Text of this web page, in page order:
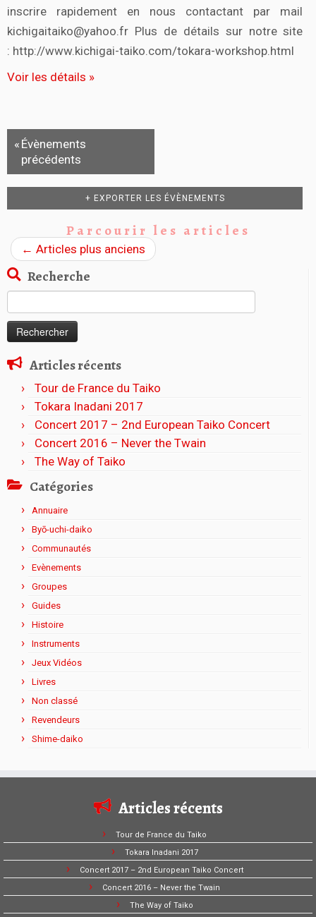
inscrire rapidement en nous contactant par mail
kichigaitaiko@yahoo.fr Plus de détails sur notre site
: http://www.kichigai-taiko.com/tokara-workshop.html
Voir les détails »
« Évènements
précédents
+ EXPORTER LES ÉVÈNEMENTS
Parcourir les articles
← Articles plus anciens
Recherche
Articles récents
Tour de France du Taiko
Tokara Inadani 2017
Concert 2017 – 2nd European Taiko Concert
Concert 2016 – Never the Twain
The Way of Taiko
Catégories
Annuaire
Byō-uchi-daiko
Communautés
Evènements
Groupes
Guides
Histoire
Instruments
Jeux Vidéos
Livres
Non classé
Revendeurs
Shime-daiko
Articles récents
Tour de France du Taiko
Tokara Inadani 2017
Concert 2017 – 2nd European Taiko Concert
Concert 2016 – Never the Twain
The Way of Taiko